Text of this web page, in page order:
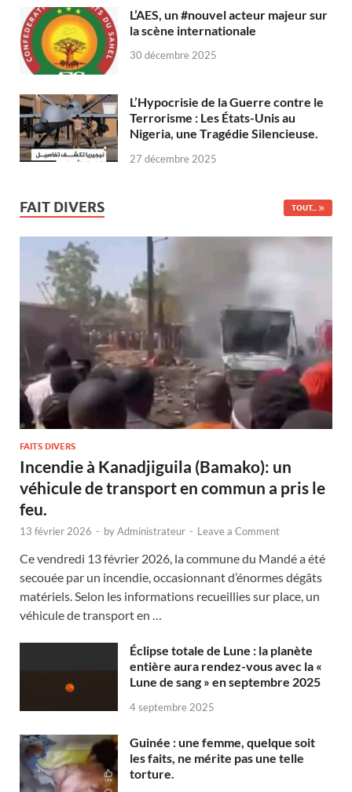
L’AES, un #nouvel acteur majeur sur
la scène internationale
30 décembre 2025
L’Hypocrisie de la Guerre contre le
Terrorisme : Les États-Unis au
Nigeria, une Tragédie Silencieuse.
27 décembre 2025
FAIT DIVERS TOUT...
FAITS DIVERS
Incendie à Kanadjiguila (Bamako): un
véhicule de transport en commun a pris le
feu.
13 février 2026 - byAdministrateur - Leave a Comment
Ce vendredi 13 février 2026, la commune du Mandé a été
secouée par un incendie, occasionnant d’énormes dégâts
matériels. Selon les informations recueillies sur place, un
véhicule de transport en …
Éclipse totale de Lune : la planète
entière aura rendez-vous avec la «
Lune de sang » en septembre 2025
4 septembre 2025
Guinée : une femme, quelque soit
les faits, ne mérite pas une telle
torture.